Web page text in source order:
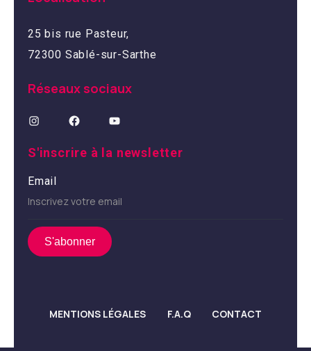
25 bis rue Pasteur,
72300 Sablé-sur-Sarthe
Réseaux sociaux
S'inscrire à la newsletter
Email
MENTIONS LÉGALES F.A.Q CONTACT